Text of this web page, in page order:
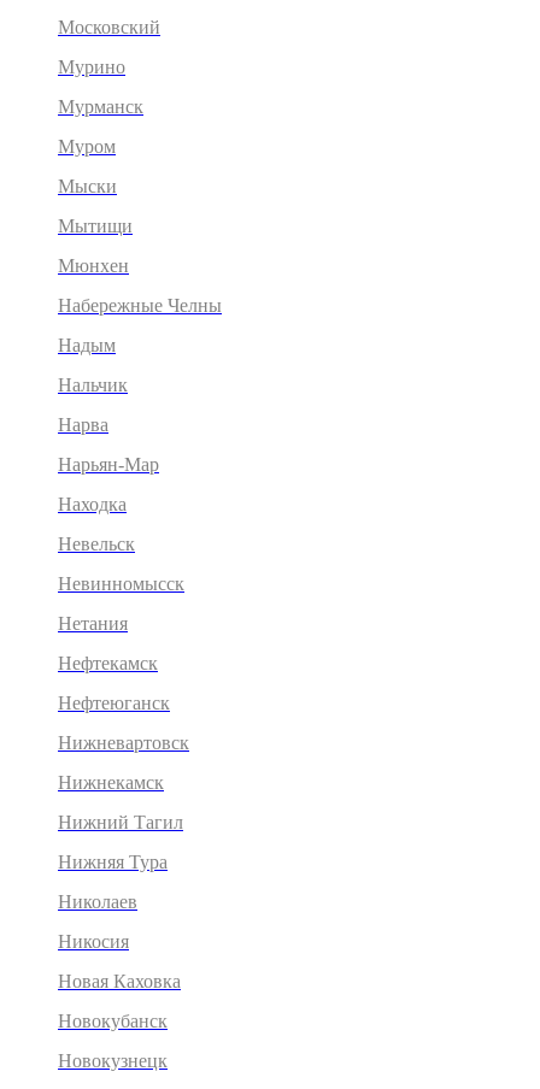
Московский
Мурино
Мурманск
Муром
Мыски
Мытищи
Мюнхен
Набережные Челны
Надым
Нальчик
Нарва
Нарьян-Мар
Находка
Невельск
Невинномысск
Нетания
Нефтекамск
Нефтеюганск
Нижневартовск
Нижнекамск
Нижний Тагил
Нижняя Тура
Николаев
Никосия
Новая Каховка
Новокубанск
Новокузнецк